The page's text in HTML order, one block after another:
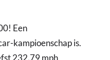
Een
kampioenschap is.
232.79 mph